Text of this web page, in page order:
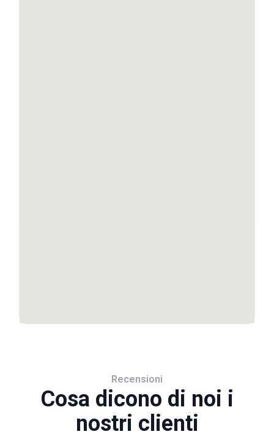
Recensioni
Cosa dicono di noi i
nostri clienti